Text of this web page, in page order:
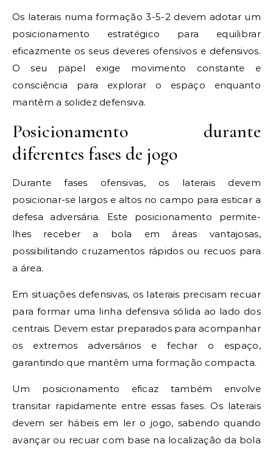
Os laterais numa formação 3-5-2 devem adotar um
posicionamento estratégico para equilibrar
eficazmente os seus deveres ofensivos e defensivos.
O seu papel exige movimento constante e
consciência para explorar o espaço enquanto
mantêm a solidez defensiva.
Posicionamento durante
diferentes fases de jogo
Durante fases ofensivas, os laterais devem
posicionar-se largos e altos no campo para esticar a
defesa adversária. Este posicionamento permite-
lhes receber a bola em áreas vantajosas,
possibilitando cruzamentos rápidos ou recuos para
a área.
Em situações defensivas, os laterais precisam recuar
para formar uma linha defensiva sólida ao lado dos
centrais. Devem estar preparados para acompanhar
os extremos adversários e fechar o espaço,
garantindo que mantêm uma formação compacta.
Um posicionamento eficaz também envolve
transitar rapidamente entre essas fases. Os laterais
devem ser hábeis em ler o jogo, sabendo quando
avançar ou recuar com base na localização da bola